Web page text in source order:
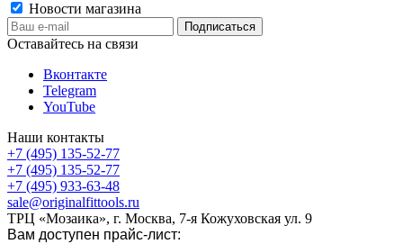
Новости магазина
Оставайтесь на связи
Вконтакте
Telegram
YouTube
Наши контакты
+7 (495) 135-52-77
+7 (495) 135-52-77
+7 (495) 933-63-48
sale@originalfittools.ru
ТРЦ «Мозаика», г. Москва, 7-я Кожуховская ул. 9
Вам доступен прайс-лист: